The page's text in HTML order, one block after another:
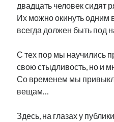
двадцать человек сидят
Их можно окинуть одним
всегда должен быть под
С тех пор мы научились
свою стыдливость, но и
Со временем мы
вещам…
Здесь, на глазах у